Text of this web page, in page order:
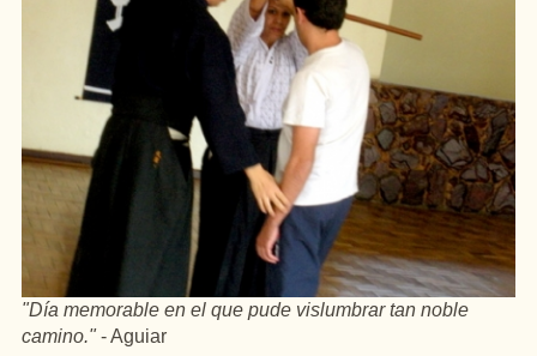
"Día memorable en el que pude vislumbrar tan noble
camino."- Aguiar